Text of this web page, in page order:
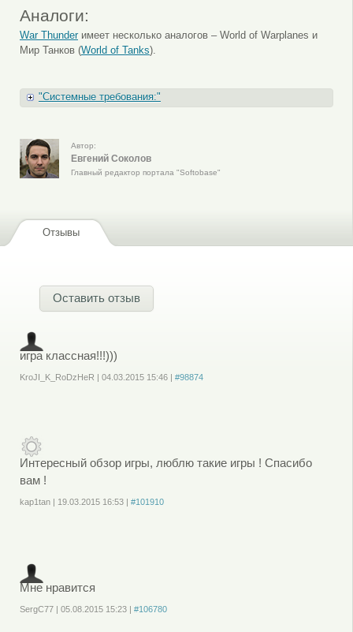
Аналоги:
War Thunderимеет несколько аналогов – World of Warplanes и
Мир Танков (World of Tanks).
Показать
"Системные требования:"
Автор:
Евгений Соколов
Главный редактор портала "Softobase"
Отзывы
Оставить отзыв
игра классная!!!)))
KroJI_K_RoDzHeR | 04.03.2015 15:46| #98874
Интересный обзор игры, люблю такие игры ! Спасибо
вам !
kap1tan| 19.03.2015 16:53| #101910
Мне нравится
SergC77| 05.08.2015 15:23| #106780